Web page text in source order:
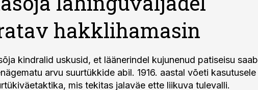
hakklihamasin
kindralid uskusid, et läänerindel kujunenud patiseisu saab
arvu suurtükkide abil. 1916. aastal võeti kasutusele
mis tekitas jalaväe ette liikuva tulevalli.